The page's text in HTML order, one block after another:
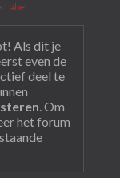
Label
Als dit je
even de
deel te
. Om
het forum